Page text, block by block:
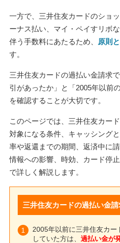
一方で、三井住友カードのショ
ーナス払い、マイ・ペイすリボ
伴う手数料にあたるため、
原則
す。
三井住友カードの過払い金請求
引があったか」と「2005年以前
を確認することが大切です。
このページでは、三井住友カー
対象になる条件、キャッシング
率や返還までの期間、返済中に
情報への影響、時効、カード停
で詳しく解説します。
三井住友カードの過払い金
2005年以前に三井住友カー
していた方は、 過払い金が